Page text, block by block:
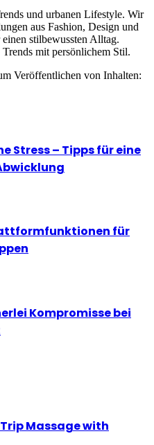
und urbanen Lifestyle. Wir
aus Fashion, Design und
stilbewussten Alltag.
mit persönlichem Stil.
Veröffentlichen von Inhalten:
Stress – Tipps für eine
für
Kompromisse bei
Massage with